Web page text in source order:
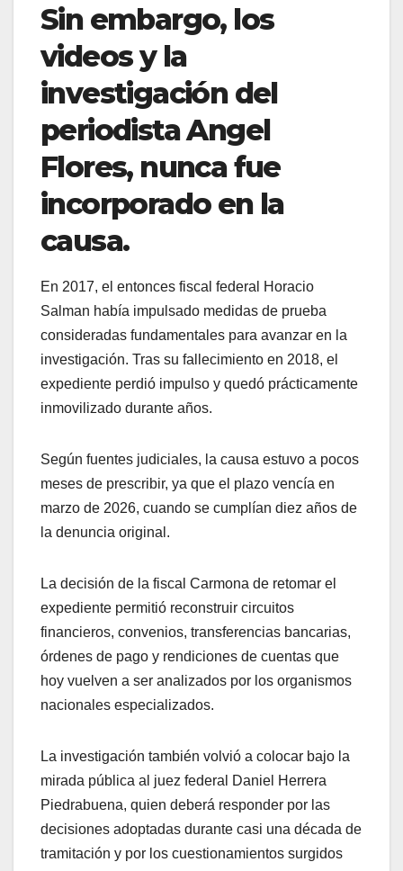
Sin embargo, los
videos y la
investigación del
periodista Angel
Flores, nunca fue
incorporado en la
causa.
En 2017, el entonces fiscal federal Horacio
Salman había impulsado medidas de prueba
consideradas fundamentales para avanzar en la
investigación. Tras su fallecimiento en 2018, el
expediente perdió impulso y quedó prácticamente
inmovilizado durante años.
Según fuentes judiciales, la causa estuvo a pocos
meses de prescribir, ya que el plazo vencía en
marzo de 2026, cuando se cumplían diez años de
la denuncia original.
La decisión de la fiscal Carmona de retomar el
expediente permitió reconstruir circuitos
financieros, convenios, transferencias bancarias,
órdenes de pago y rendiciones de cuentas que
hoy vuelven a ser analizados por los organismos
nacionales especializados.
La investigación también volvió a colocar bajo la
mirada pública al juez federal Daniel Herrera
Piedrabuena, quien deberá responder por las
decisiones adoptadas durante casi una década de
tramitación y por los cuestionamientos surgidos